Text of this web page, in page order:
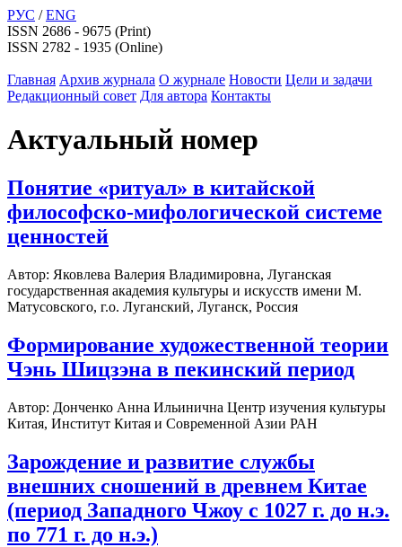
РУС /ENG
ISSN 2686 - 9675 (Print)
ISSN 2782 - 1935 (Online)
Главная Архив журнала О журнале Новости Цели и задачи
Редакционный совет Для автора Контакты
Актуальный номер
Понятие «ритуал» в китайской
философско-мифологической системе
ценностей
Автор: Яковлева Валерия Владимировна, Луганская
государственная академия культуры и искусств имени М.
Матусовского, г.о. Луганский, Луганск, Россия
Формирование художественной теории
Чэнь Шицзэна в пекинский период
Автор: Донченко Анна Ильинична Центр изучения культуры
Китая, Институт Китая и Современной Азии РАН
Зарождение и развитие службы
внешних сношений в древнем Китае
(период Западного Чжоу с 1027 г. до н.э.
по 771 г. до н.э.)